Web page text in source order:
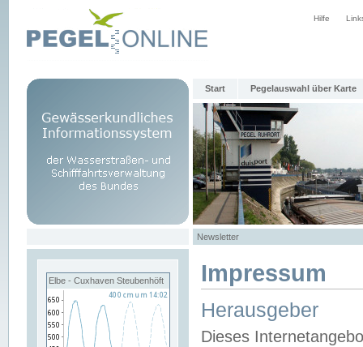
Hilfe
Start Pegelauswahl über Karte
Newsletter
Elbe - Cuxhaven Steubenhöft Impressum
Herausgeber
Dieses